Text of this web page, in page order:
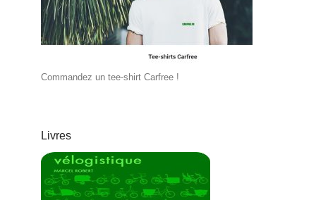
Commandez un tee-shirt Carfree !
Livres